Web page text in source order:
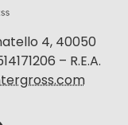
4, 40050
– R.E.A.